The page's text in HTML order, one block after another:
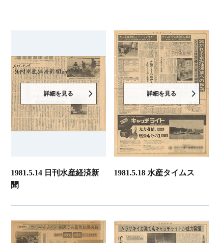
詳細を見る
1981.5.14 日刊水産経済新
聞
詳細を見る
1981.5.18 水産タイムス